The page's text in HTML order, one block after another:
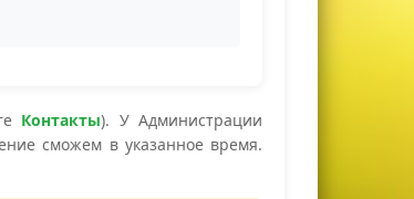
Контакты). У Администрации
сможем в указанное время.